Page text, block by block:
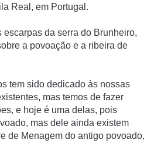
Real, em Portugal.
escarpas da serra do Brunheiro,
a povoação e a ribeira de
tem sido dedicado às nossas
mas temos de fazer
e hoje é uma delas, pois
mas dele ainda existem
de Menagem do antigo povoado,